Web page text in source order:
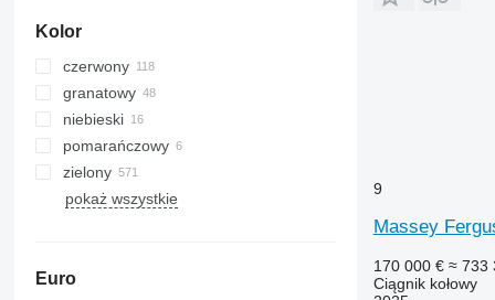
Kolor
czerwony
granatowy
niebieski
pomarańczowy
zielony
pokaż wszystkie
Euro
9
Massey
170 000 € ≈ 733
Ciągnik kołowy